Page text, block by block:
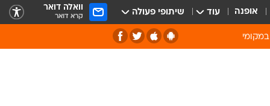
אופנה עוד שיתופי פעולה וואלה דואר
קרא דואר